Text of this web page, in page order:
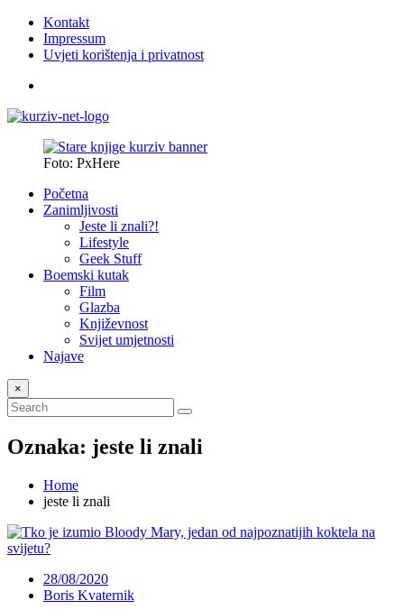
Kontakt
Impressum
Uvjeti korištenja i privatnost
Foto: PxHere
Početna
Zanimljivosti
Jeste li znali?!
Lifestyle
Geek Stuff
Boemski kutak
Film
Glazba
Književnost
Svijet umjetnosti
Najave
×
Oznaka: jeste li znali
Home
jeste li znali
28/08/2020
Boris Kvaternik